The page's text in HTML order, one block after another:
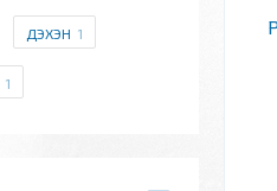
ДЭХЭН 1
1